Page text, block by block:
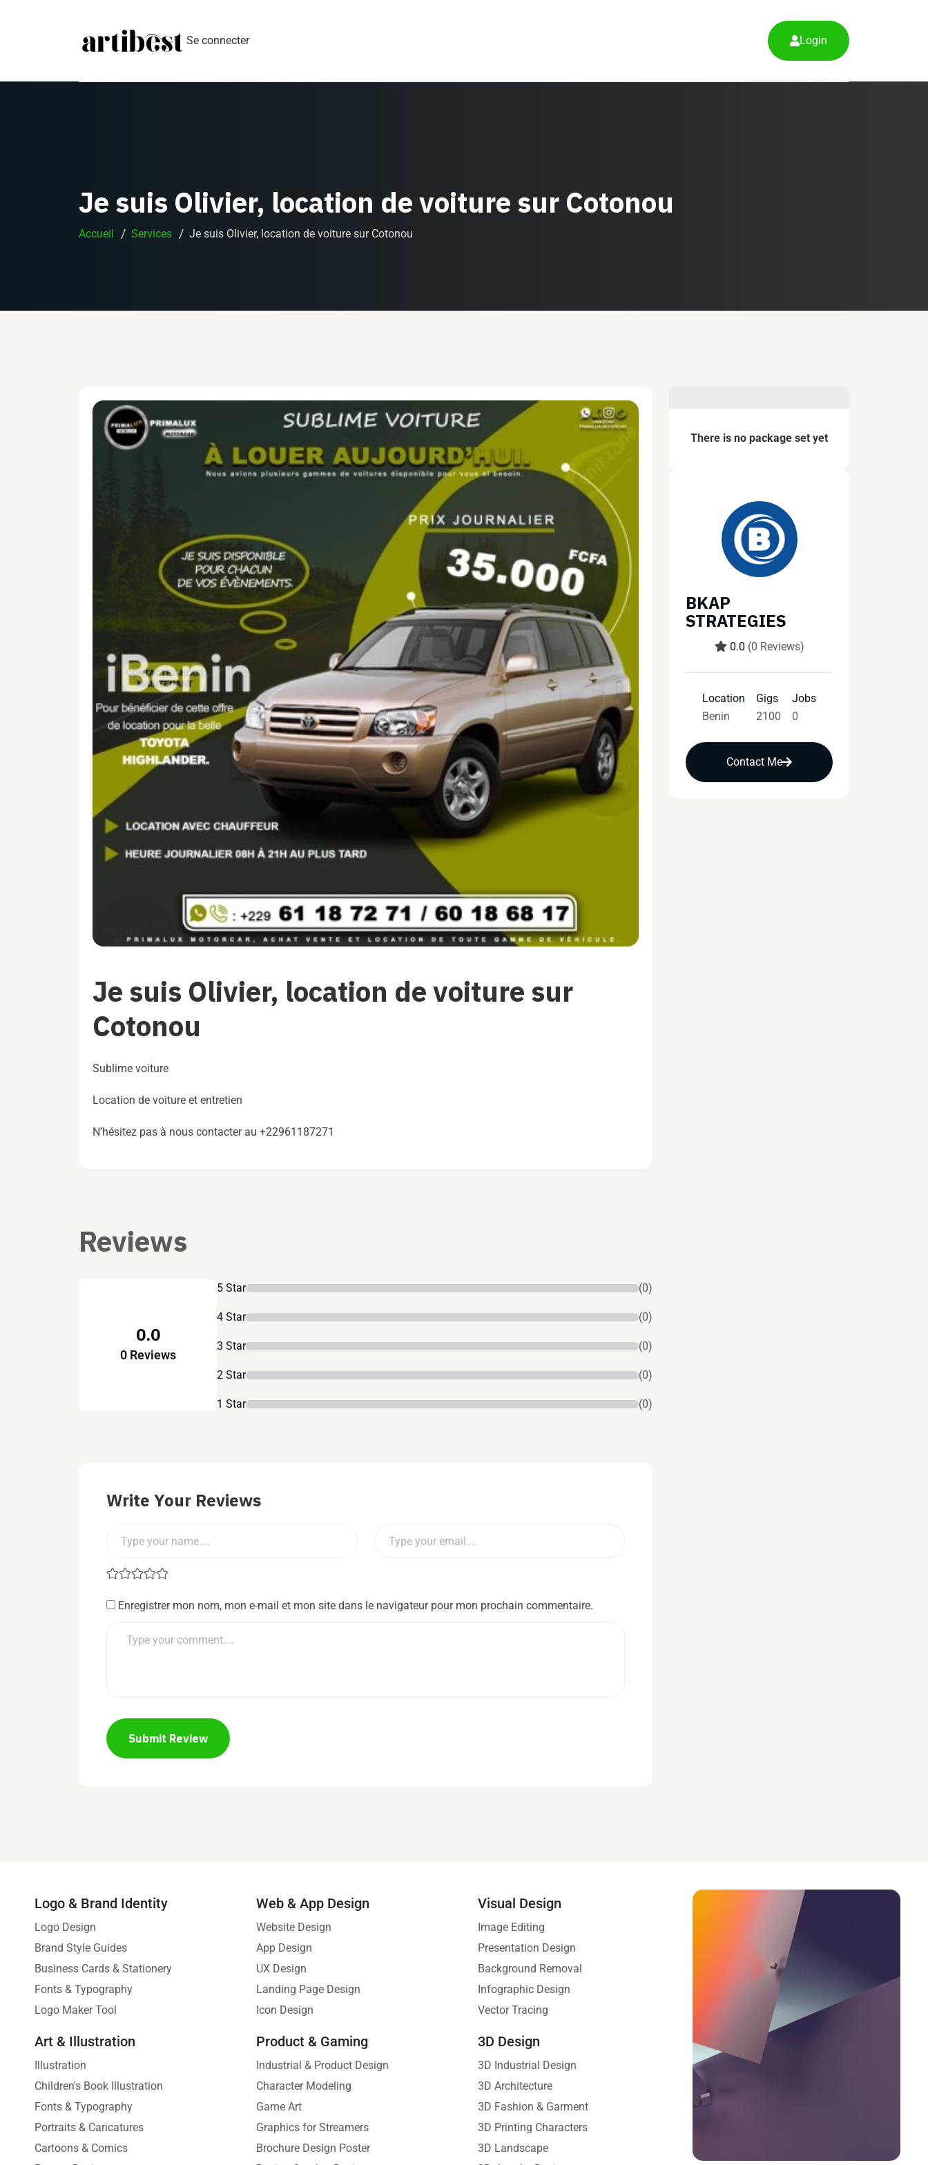
Se connecter Login
Je suis Olivier, location de voiture sur Cotonou
Accueil Services Je suis Olivier, location de voiture sur Cotonou
Je suis Olivier, location de voiture sur
Cotonou
Sublime voiture
Location de voiture et entretien
N’hésitez pas à nous contacter au +22961187271
Reviews
0.0
0 Reviews
5 Star (0)
4 Star (0)
3 Star (0)
2 Star (0)
1 Star (0)
Write Your Reviews
Enregistrer mon nom, mon e-mail et mon site dans le navigateur pour mon prochain commentaire.
Submit Review
There is no package set yet
BKAP
STRATEGIES
0.0 (0 Reviews)
Location
Benin
Gigs
2100
Jobs
0
Contact Me
Logo & Brand Identity
Logo Design
Brand Style Guides
Business Cards & Stationery
Fonts & Typography
Logo Maker Tool
Art & Illustration
Illustration
Children's Book Illustration
Fonts & Typography
Portraits & Caricatures
Cartoons & Comics
Web & App Design
Website Design
App Design
UX Design
Landing Page Design
Icon Design
Product & Gaming
Industrial & Product Design
Character Modeling
Game Art
Graphics for Streamers
Brochure Design Poster
Visual Design
Image Editing
Presentation Design
Background Removal
Infographic Design
Vector Tracing
3D Design
3D Industrial Design
3D Architecture
3D Fashion & Garment
3D Printing Characters
3D Landscape